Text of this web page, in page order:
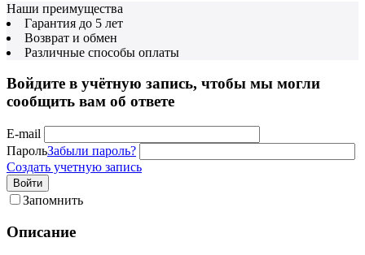
Наши преимущества
Гарантия до 5 лет
Возврат и обмен
Различные способы оплаты
Войдите в учётную запись, чтобы мы могли
сообщить вам об ответе
E-mail
ПарольЗабыли пароль?
Создать учетную запись
Войти
Запомнить
Описание